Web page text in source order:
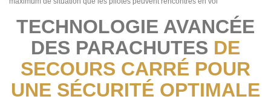
TECHNOLOGIE AVANCÉE
DES PARACHUTES DE
SECOURS CARRÉ POUR
UNE SÉCURITÉ OPTIMALE